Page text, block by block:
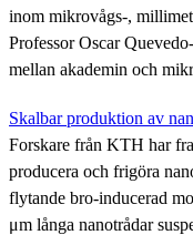
inom mikrovågs-,
Professor Oscar
mellan akademin och
Skalbar produktion av
Forskare från KTH har
producera och frigöra
flytande bro-inducerad
μm långa nanotrådar